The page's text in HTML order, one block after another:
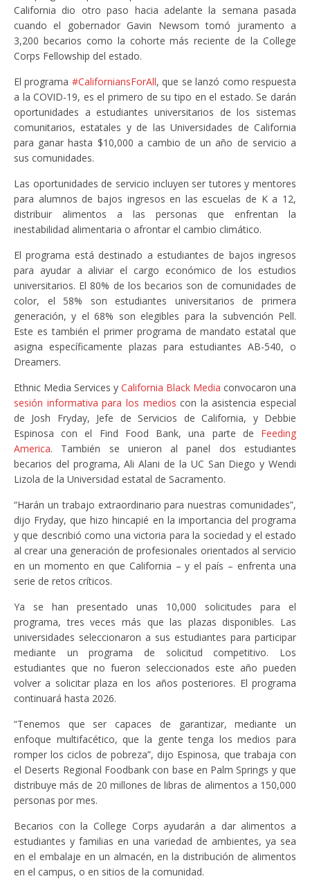
California dio otro paso hacia adelante la semana pasada
cuando el gobernador Gavin Newsom tomó juramento a
3,200 becarios como la cohorte más reciente de la College
Corps Fellowship del estado.
El programa #CaliforniansForAll, que se lanzó como respuesta
a la COVID-19, es el primero de su tipo en el estado. Se darán
oportunidades a estudiantes universitarios de los sistemas
comunitarios, estatales y de las Universidades de California
para ganar hasta $10,000 a cambio de un año de servicio a
sus comunidades.
Las oportunidades de servicio incluyen ser tutores y mentores
para alumnos de bajos ingresos en las escuelas de K a 12,
distribuir alimentos a las personas que enfrentan la
inestabilidad alimentaria o afrontar el cambio climático.
El programa está destinado a estudiantes de bajos ingresos
para ayudar a aliviar el cargo económico de los estudios
universitarios. El 80% de los becarios son de comunidades de
color, el 58% son estudiantes universitarios de primera
generación, y el 68% son elegibles para la subvención Pell.
Este es también el primer programa de mandato estatal que
asigna específicamente plazas para estudiantes AB-540, o
Dreamers.
Ethnic Media Services y California Black Media convocaron una
sesión informativa para los medios con la asistencia especial
de Josh Fryday, Jefe de Servicios de California, y Debbie
Espinosa con el Find Food Bank, una parte de Feeding
America. También se unieron al panel dos estudiantes
becarios del programa, Ali Alani de la UC San Diego y Wendi
Lizola de la Universidad estatal de Sacramento.
“Harán un trabajo extraordinario para nuestras comunidades”,
dijo Fryday, que hizo hincapié en la importancia del programa
y que describió como una victoria para la sociedad y el estado
al crear una generación de profesionales orientados al servicio
en un momento en que California – y el país – enfrenta una
serie de retos críticos.
Ya se han presentado unas 10,000 solicitudes para el
programa, tres veces más que las plazas disponibles. Las
universidades seleccionaron a sus estudiantes para participar
mediante un programa de solicitud competitivo. Los
estudiantes que no fueron seleccionados este año pueden
volver a solicitar plaza en los años posteriores. El programa
continuará hasta 2026.
“Tenemos que ser capaces de garantizar, mediante un
enfoque multifacético, que la gente tenga los medios para
romper los ciclos de pobreza”, dijo Espinosa, que trabaja con
el Deserts Regional Foodbank con base en Palm Springs y que
distribuye más de 20 millones de libras de alimentos a 150,000
personas por mes.
Becarios con la College Corps ayudarán a dar alimentos a
estudiantes y familias en una variedad de ambientes, ya sea
en el embalaje en un almacén, en la distribución de alimentos
en el campus, o en sitios de la comunidad.